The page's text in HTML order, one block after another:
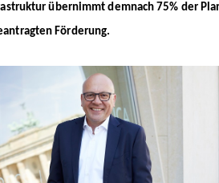
übernimmt demnach 75% der
Förderung.